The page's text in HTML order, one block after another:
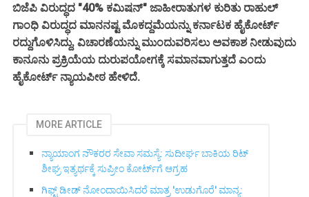
ಬಿಜೆಪಿ ವಿರುದ್ಧದ "40% ಕಮಿಷನ್" ಜಾಹೀರಾತುಗಳ ಕುರಿತು ರಾಹುಲ್
ಗಾಂಧಿ ವಿರುದ್ಧದ ಮಾನನಷ್ಟ ಮೊಕದ್ದಮೆಯನ್ನು ಕರ್ನಾಟಕ ಹೈಕೋರ್ಟ್
ರದ್ದುಗೊಳಿಸಿದ್ದು, ವಿಚಾರಣೆಯನ್ನು ಮುಂದುವರಿಸಲು ಅವಕಾಶ ನೀಡುವುದು
ಕಾನೂನು ಪ್ರಕ್ರಿಯೆಯ ದುರುಪಯೋಗಕ್ಕೆ ಸಮಾನವಾಗುತ್ತದೆ ಎಂದು
ಹೈಕೋರ್ಟ್‌ ನ್ಯಾಯಪೀಠ ಹೇಳಿದೆ.
MORE ARTICLE
ನ್ಯಾಯಾಂಗ ನೌಕರರ ಸೇವಾ ಸಮಸ್ಯೆ: ಸುದೀರ್ಘ ಬಾಕಿಯ ರಿಟ್
ಶೀಘ್ರ ಇತ್ಯರ್ಥಕ್ಕೆ ಸುಪ್ರೀಂ ಕೋರ್ಟ್‌ಗೆ ಆಗ್ರಹ
ಗಿಫ್ಟ್‌ ಡೀಡ್ ನೋಂದಾಯಿಸಿದರೆ ಮಾತ್ರ 'ಉಡುಗೊರೆ' ಮಾನ್ಯ: